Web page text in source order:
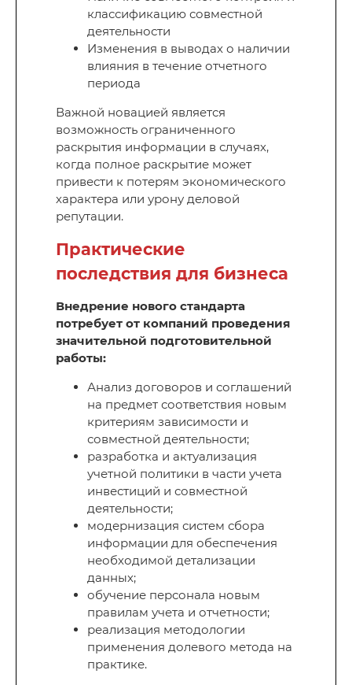
классификацию совместной
деятельности
Изменения в выводах о наличии
влияния в течение отчетного
периода
Важной новацией является
возможность ограниченного
раскрытия информации в случаях,
когда полное раскрытие может
привести к потерям экономического
характера или урону деловой
репутации.
Практические
последствия для бизнеса
Внедрение нового стандарта
потребует от компаний проведения
значительной подготовительной
работы:
Анализ договоров и соглашений
на предмет соответствия новым
критериям зависимости и
совместной деятельности;
разработка и актуализация
учетной политики в части учета
инвестиций и совместной
деятельности;
модернизация систем сбора
информации для обеспечения
необходимой детализации
данных;
обучение персонала новым
правилам учета и отчетности;
реализация методологии
применения долевого метода на
практике.